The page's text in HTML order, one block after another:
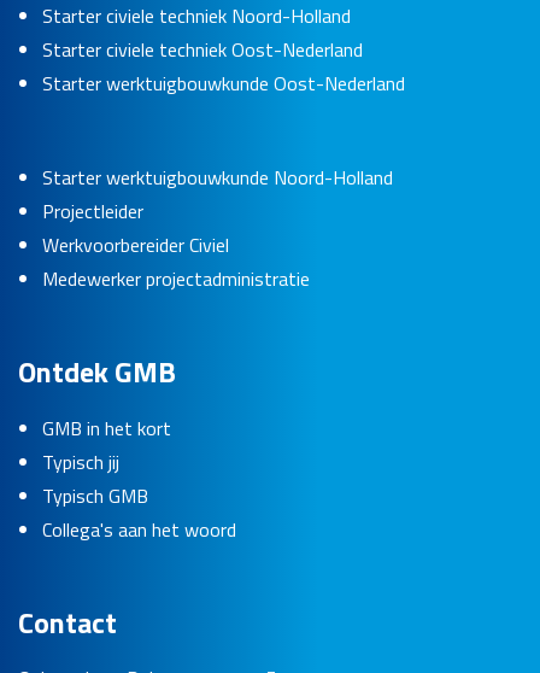
Starter civiele techniek Noord-Holland
Starter civiele techniek Oost-Nederland
Starter werktuigbouwkunde Oost-Nederland
Starter werktuigbouwkunde Noord-Holland
Projectleider
Werkvoorbereider Civiel
Medewerker projectadministratie
Ontdek GMB
GMB in het kort
Typisch jij
Typisch GMB
Collega's aan het woord
Contact